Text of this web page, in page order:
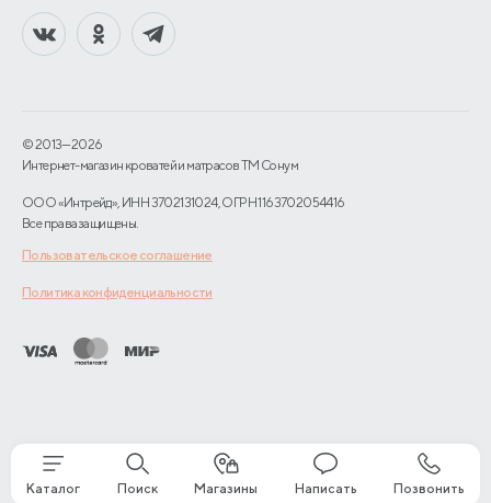
© 2013—2026
Интернет-магазин кроватей и матрасов TM Сонум
ООО «Интрейд», ИНН 3702131024, ОГРН 1163702054416
Все права защищены.
Пользовательское соглашение
Политика конфиденциальности
Каталог Поиск Магазины Написать Позвонить